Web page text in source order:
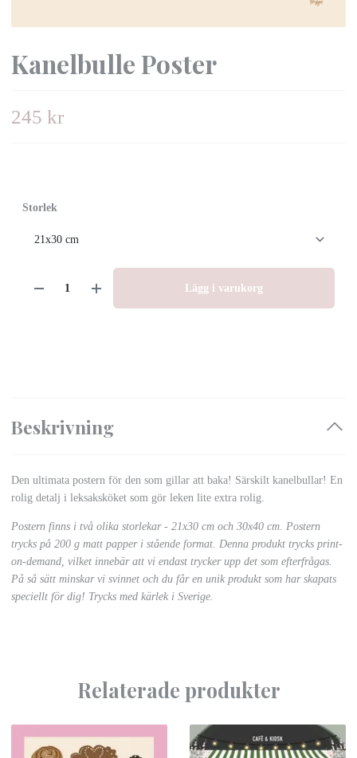
Kanelbulle Poster
245 kr
Storlek
Lägg i varukorg
Beskrivning
Den ultimata postern för den som gillar att baka! Särskilt kanelbullar! En
rolig detalj i leksaksköket som gör leken lite extra rolig.
Postern finns i två olika storlekar - 21x30 cm och 30x40 cm. Postern
trycks på 200 g matt papper i stående format. Denna produkt trycks print-
on-demand, vilket innebär att vi endast trycker upp det som efterfrågas.
På så sätt minskar vi svinnet och du får en unik produkt som har skapats
speciellt för dig! Trycks med kärlek i Sverige.
Relaterade produkter